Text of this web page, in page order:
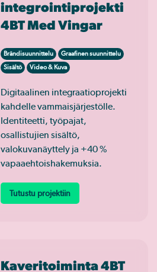
integrointiprojekti
4BT Med Vingar
Brändisuunnittelu
Graafinen suunnittelu
Sisältö
Video & Kuva
Digitaalinen integraatioprojekti
kahdelle vammaisjärjestölle.
Identiteetti, työpajat,
osallistujien sisältö,
valokuvanäyttely ja +40 %
vapaaehtoishakemuksia.
Tutustu projektiin
Kaveritoiminta 4BT